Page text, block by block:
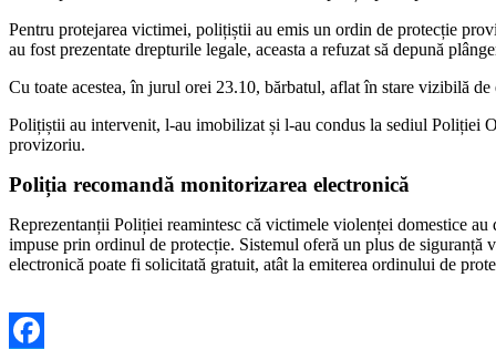
Pentru protejarea victimei, polițiștii au emis un ordin de protecție
au fost prezentate drepturile legale, aceasta a refuzat să depună
Cu toate acestea, în jurul orei 23.10, bărbatul, aflat în stare vizibilă
Polițiștii au intervenit, l-au imobilizat și l-au condus la sediul Poliției
provizoriu.
Poliția recomandă monitorizarea electronică
Reprezentanții Poliției reamintesc că victimele violenței domestice
impuse prin ordinul de protecție. Sistemul oferă un plus de
electronică poate fi solicitată gratuit, atât la emiterea ordinului de